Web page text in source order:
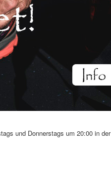
und Donnerstags um 20:00 in der